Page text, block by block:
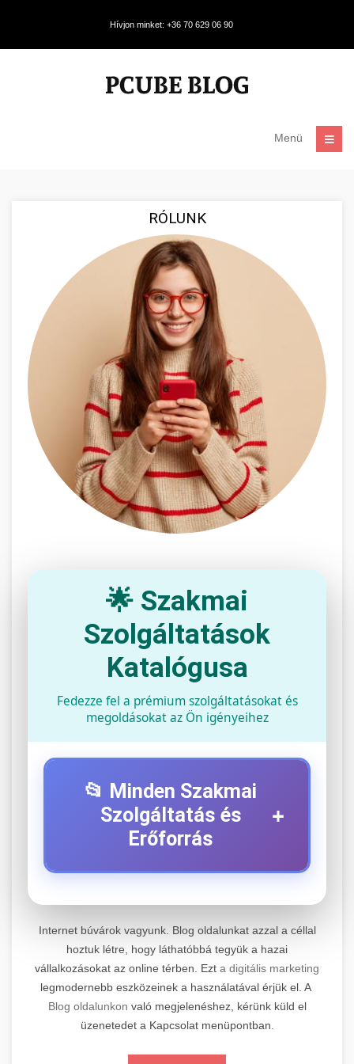
Hívjon minket: +36 70 629 06 90
Menü
RÓLUNK
🌟 Szakmai
Szolgáltatások
Katalógusa
Fedezze fel a prémium szolgáltatásokat és
megoldásokat az Ön igényeihez
📂 Minden Szakmai
Szolgáltatás és
Erőforrás
+
+
Professzionális elektromos roller javítási és
karbantartási szolgáltatások. Szakértő
technikusaink minőségi szervízt nyújtanak
minden jelentős márkához és modellhez.
Szervizközpont Látogatása
📊 2. Online Marketing
Ügynökség
+
Átfogó online marketing szolgáltatások,
beleértve a SEO-t, közösségi média kezelést és
Internet búvárok vagyunk. Blog oldalunkat azzal a céllal
hoztuk létre, hogy láthatóbbá tegyük a hazai
vállalkozásokat az online térben. Ezt a digitális marketing
legmodernebb eszközeinek a használatával érjük el. A
Blog oldalunkon való megjelenéshez, kérünk küld el
üzenetedet a Kapcsolat menüpontban.